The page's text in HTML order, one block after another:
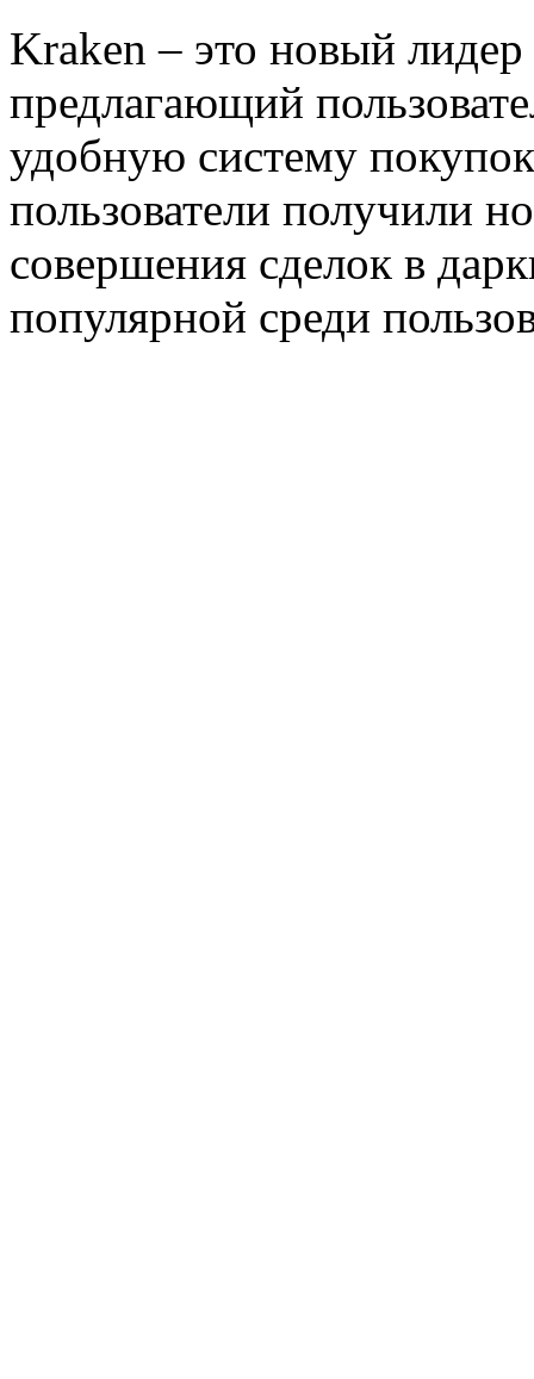
Kraken – это новый
предлагающий
удобную систему
пользователи получили
совершения сделок в
популярной среди